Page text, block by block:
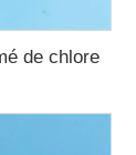
de chlore